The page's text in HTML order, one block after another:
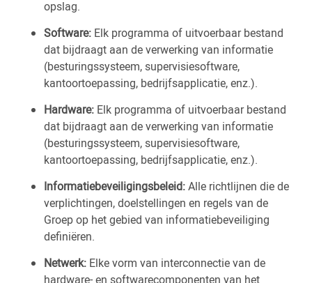
opslag.
Software: Elk programma of uitvoerbaar bestand
dat bijdraagt aan de verwerking van informatie
(besturingssysteem, supervisiesoftware,
kantoortoepassing, bedrijfsapplicatie, enz.).
Hardware: Elk programma of uitvoerbaar bestand
dat bijdraagt aan de verwerking van informatie
(besturingssysteem, supervisiesoftware,
kantoortoepassing, bedrijfsapplicatie, enz.).
Informatiebeveiligingsbeleid:Alle richtlijnen die de
verplichtingen, doelstellingen en regels van de
Groep op het gebied van informatiebeveiliging
definiëren.
Netwerk: Elke vorm van interconnectie van de
hardware- en softwarecomponenten van het